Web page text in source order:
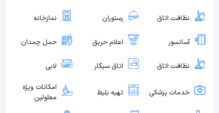
نظافت اتاق رستوران نمازخانه
آسانسور اعلام حریق حمل چمدان
نظافت اتاق اتاق سیگار لابی
خدمات پزشکی تهیه بلیط
امکانات ویژه
معلولین